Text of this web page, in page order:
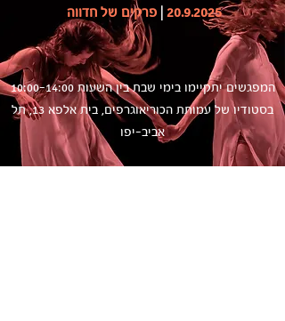
20.9.2025
פרקים של חדווה
המפגשים יתקיימו בימי שבת בין השעות 10:00-14:00
בסטודיו של עמותת הכוריאוגרפים, בית אלפא 13, תל
אביב-יפו